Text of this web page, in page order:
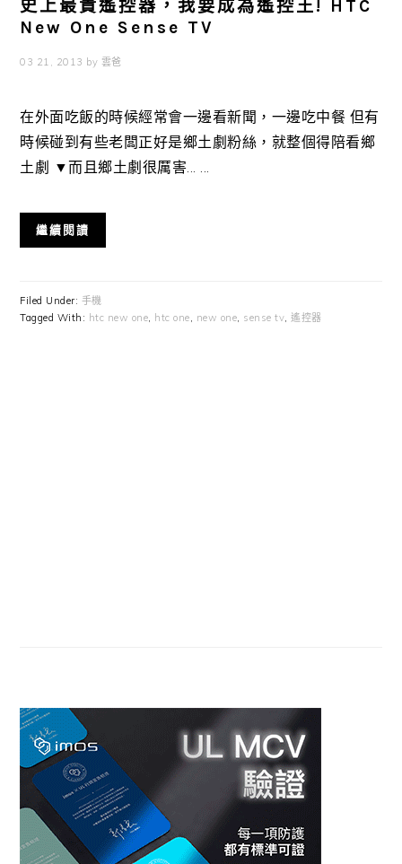
史上最貴遙控器，我要成為遙控王! HTC
New One Sense TV
03 21, 2013 by 雲爸
在外面吃飯的時候經常會一邊看新聞，一邊吃中餐 但有
時候碰到有些老闆正好是鄉土劇粉絲，就整個得陪看鄉
土劇 ▼而且鄉土劇很厲害... ...
繼續閱讀
Filed Under: 手機
Tagged With: htc new one htc one new one sense tv ,遙控器